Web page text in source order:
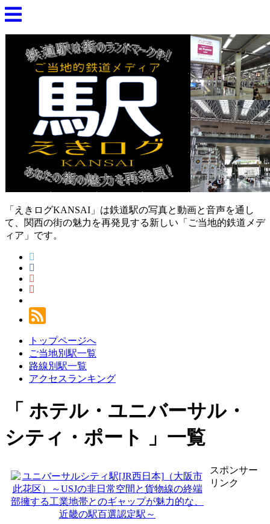
「えきログKANSAI」は鉄道駅の写真と動画と音声を通し
て、関西の街の魅力を再発見する新しい「ご当地的鉄道メデ
ィア」です。
トップページへ
ご当地別駅一覧
路線別駅一覧
アクセスランキング
ホテル・ユニバーサル・
シティ・ポート
一覧
スポンサー
リンク